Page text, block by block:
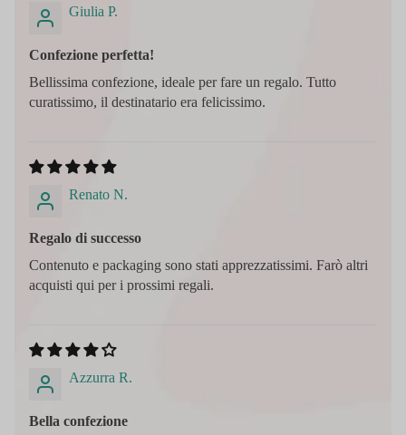
Giulia P.
Confezione perfetta!
Bellissima confezione, ideale per fare un regalo. Tutto
curatissimo, il destinatario era felicissimo.
Renato N.
Regalo di successo
Contenuto e packaging sono stati apprezzatissimi. Farò altri
acquisti qui per i prossimi regali.
Azzurra R.
Bella confezione